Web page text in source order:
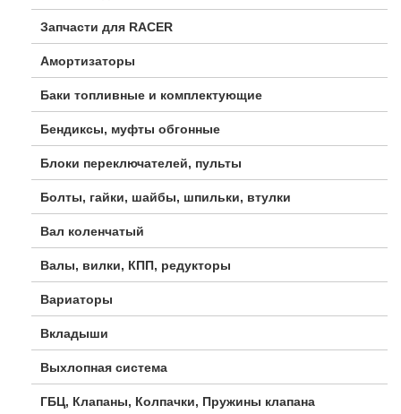
Запчасти для RACER
Амортизаторы
Баки топливные и комплектующие
Бендиксы, муфты обгонные
Блоки переключателей, пульты
Болты, гайки, шайбы, шпильки, втулки
Вал коленчатый
Валы, вилки, КПП, редукторы
Вариаторы
Вкладыши
Выхлопная система
ГБЦ, Клапаны, Колпачки, Пружины клапана